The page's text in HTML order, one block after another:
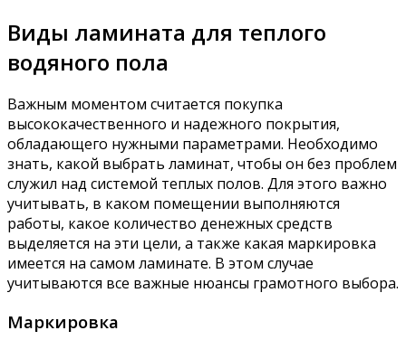
Виды ламината для теплого
водяного пола
Важным моментом считается покупка
высококачественного и надежного покрытия,
обладающего нужными параметрами. Необходимо
знать, какой выбрать ламинат, чтобы он без проблем
служил над системой теплых полов. Для этого важно
учитывать, в каком помещении выполняются
работы, какое количество денежных средств
выделяется на эти цели, а также какая маркировка
имеется на самом ламинате. В этом случае
учитываются все важные нюансы грамотного выбора.
Маркировка